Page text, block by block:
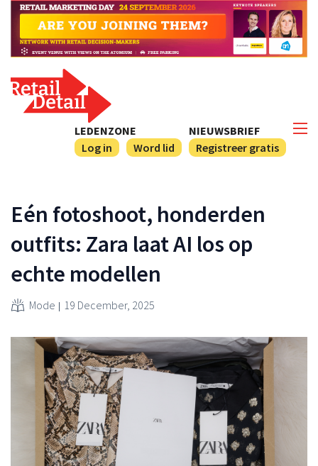
NIEUWSBRIEF
Registreer gratis
LEDENZONE
Log in
Word lid
Eén fotoshoot, honderden
outfits: Zara laat AI los op
echte modellen
Mode 19 December, 2025